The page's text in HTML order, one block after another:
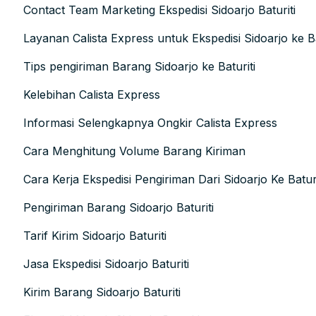
Contact Team Marketing Ekspedisi Sidoarjo Baturiti
Layanan Calista Express untuk Ekspedisi Sidoarjo ke
Tips pengiriman Barang Sidoarjo ke Baturiti
Kelebihan Calista Express
Informasi Selengkapnya Ongkir Calista Express
Cara Menghitung Volume Barang Kiriman
Cara Kerja Ekspedisi Pengiriman Dari Sidoarjo Ke
Pengiriman Barang Sidoarjo Baturiti
Tarif Kirim Sidoarjo Baturiti
Jasa Ekspedisi Sidoarjo Baturiti
Kirim Barang Sidoarjo Baturiti